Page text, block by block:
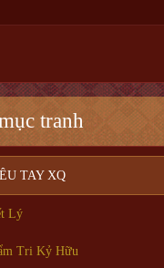
tranh
TAY XQ
Lý
Tri Kỷ Hữu